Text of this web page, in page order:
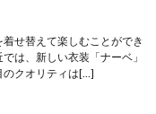
着せ替えて楽しむことができ
は、新しい衣装「ナーベ」
のクオリティは[…]